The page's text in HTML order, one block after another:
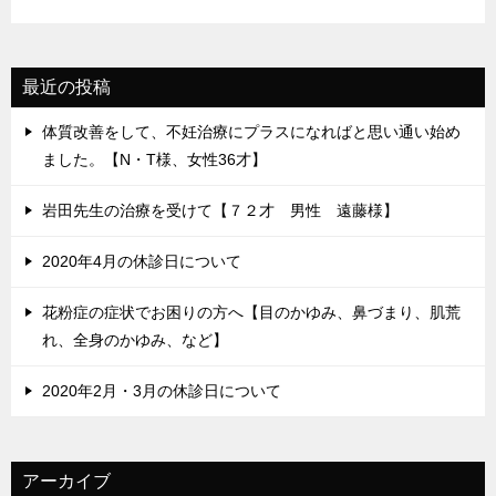
最近の投稿
体質改善をして、不妊治療にプラスになればと思い通い始め
ました。【N・T様、女性36才】
岩田先生の治療を受けて【７２才 男性 遠藤様】
2020年4月の休診日について
花粉症の症状でお困りの方へ【目のかゆみ、鼻づまり、肌荒
れ、全身のかゆみ、など】
2020年2月・3月の休診日について
アーカイブ